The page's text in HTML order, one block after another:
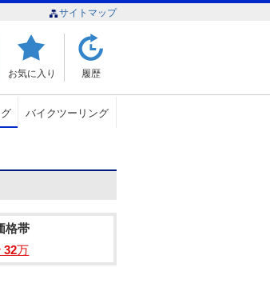
サイトマップ
お気に入り 履歴
バイクツーリング
格帯
32万